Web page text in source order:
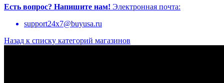
Есть вопрос? Напишите нам! Электронная почта:
support24x7@buyusa.ru
Назад к списку категорий магазинов